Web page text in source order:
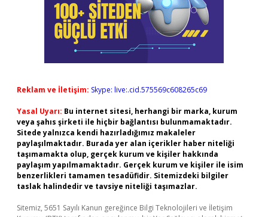
Reklam ve İletişim: Skype: live:.cid.575569c608265c69
Yasal Uyarı: Bu internet sitesi, herhangi bir marka, kurum
veya şahıs şirketi ile hiçbir bağlantısı bulunmamaktadır.
Sitede yalnızca kendi hazırladığımız makaleler
paylaşılmaktadır. Burada yer alan içerikler haber niteliği
taşımamakta olup, gerçek kurum ve kişiler hakkında
paylaşım yapılmamaktadır. Gerçek kurum ve kişiler ile isim
benzerlikleri tamamen tesadüfidir. Sitemizdeki bilgiler
taslak halindedir ve tavsiye niteliği taşımazlar.
Sitemiz, 5651 Sayılı Kanun gereğince Bilgi Teknolojileri ve İletişim